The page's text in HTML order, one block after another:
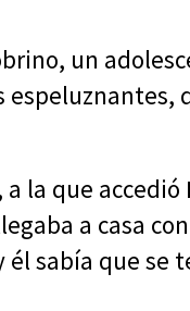
un
la que accedió
a casa
sabía que se